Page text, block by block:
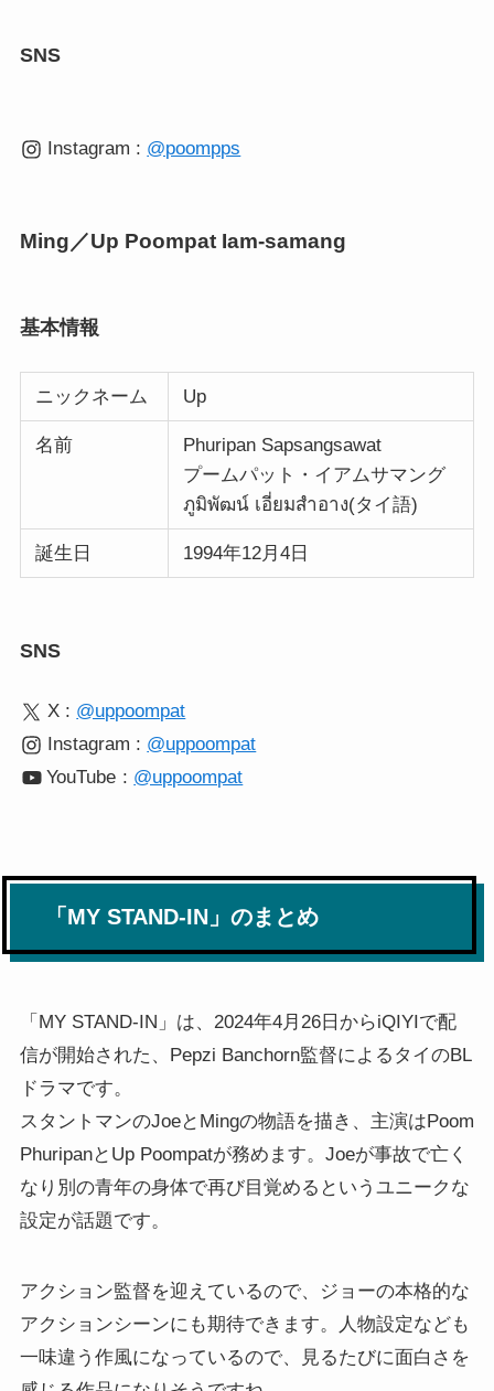
SNS
Instagram : @poompps
Ming／Up Poompat Iam-samang
基本情報
ニックネーム Up
名前
Phuripan Sapsangsawat
プームパット・イアムサマング
ภูมิพัฒน์ เอี่ยมสำอาง(タイ語)
誕生日 1994年12月4日
SNS
X : @uppoompat
Instagram : @uppoompat
YouTube : @uppoompat
「MY STAND-IN」のまとめ
「MY STAND-IN」は、2024年4月26日からiQIYIで配
信が開始された、Pepzi Banchorn監督によるタイのBL
ドラマです。
スタントマンのJoeとMingの物語を描き、主演はPoom
PhuripanとUp Poompatが務めます。Joeが事故で亡く
なり別の青年の身体で再び目覚めるというユニークな
設定が話題です。
アクション監督を迎えているので、ジョーの本格的な
アクションシーンにも期待できます。人物設定なども
一味違う作風になっているので、見るたびに面白さを